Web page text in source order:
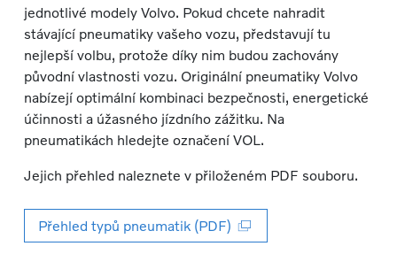
jednotlivé modely Volvo. Pokud chcete nahradit
stávající pneumatiky vašeho vozu, představují tu
nejlepší volbu, protože díky nim budou zachovány
původní vlastnosti vozu. Originální pneumatiky Volvo
nabízejí optimální kombinaci bezpečnosti, energetické
účinnosti a úžasného jízdního zážitku. Na
pneumatikách hledejte označení VOL.
Jejich přehled naleznete v přiloženém PDF souboru.
Přehled typů pneumatik (PDF)